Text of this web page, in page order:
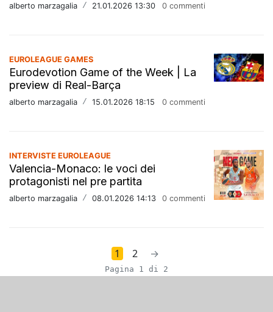
alberto marzagalia / 21.01.2026 13:30 0 commenti
EUROLEAGUE GAMES
Eurodevotion Game of the Week | La
preview di Real-Barça
alberto marzagalia / 15.01.2026 18:15 0 commenti
INTERVISTE EUROLEAGUE
Valencia-Monaco: le voci dei
protagonisti nel pre partita
alberto marzagalia / 08.01.2026 14:13 0 commenti
1 2 →
Pagina 1 di 2